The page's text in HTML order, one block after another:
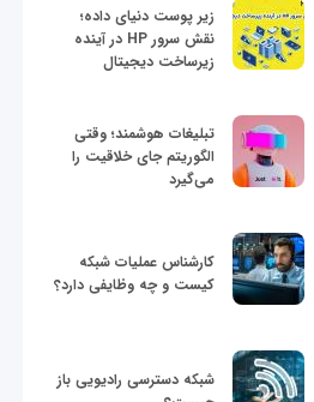
زیر پوست دنیای داده؛
نقش سرور HP در آینده
زیرساخت دیجیتال
تبلیغات هوشمند؛ وقتی
الگوریتم جای خلاقیت را
می‌گیرد
کارشناس عملیات شبکه
کیست و چه وظایفی دارد؟
شبکه دسترسی رادیویی باز